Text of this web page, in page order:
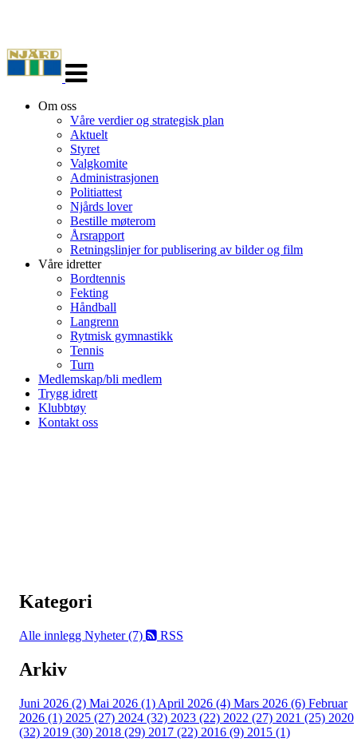
navigasjon
Om oss
Våre verdier og strategisk plan
Aktuelt
Styret
Valgkomite
Administrasjonen
Politiattest
Njårds lover
Bestille møterom
Årsrapport
Retningslinjer for publisering av bilder og film
Våre idretter
Bordtennis
Fekting
Håndball
Langrenn
Rytmisk gymnastikk
Tennis
Turn
Medlemskap/bli medlem
Trygg idrett
Klubbtøy
Kontakt oss
Kategori
Alle innlegg Nyheter (7) RSS
Arkiv
Juni 2026 (2) Mai 2026 (1) April 2026 (4) Mars 2026 (6) Februar
2026 (1) 2025 (27) 2024 (32) 2023 (22) 2022 (27) 2021 (25) 2020
(32) 2019 (30) 2018 (29) 2017 (22) 2016 (9) 2015 (1)